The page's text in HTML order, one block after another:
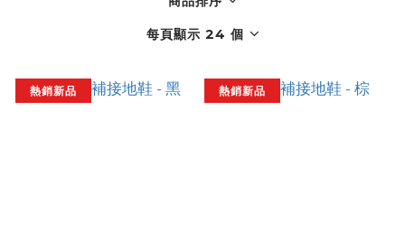
全館鞋款 一雙9折 U粉兩雙以上8折 (請務必登入)｜部
分鞋款 52 折起
每頁顯示 24 個
熱銷新品 熱銷新品